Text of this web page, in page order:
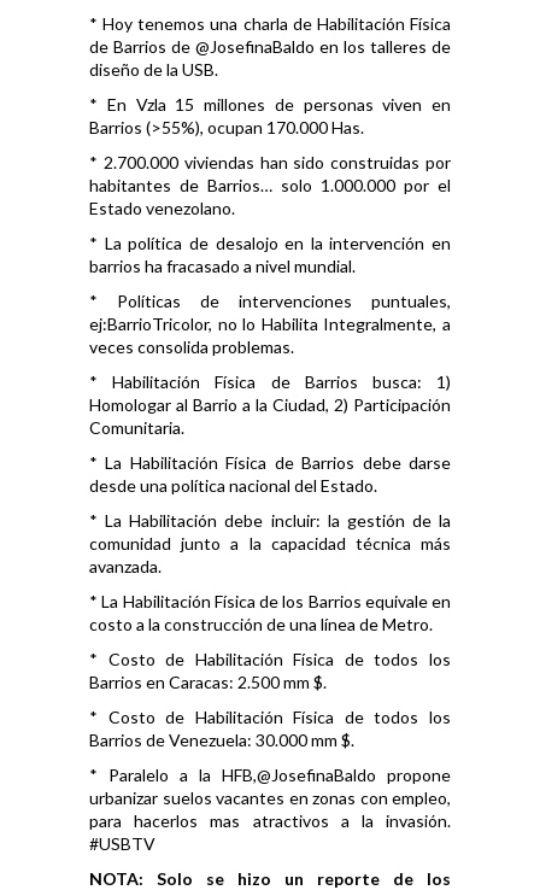
* Hoy tenemos una charla de Habilitación Física
de Barrios de @JosefinaBaldo en los talleres de
diseño de la USB.
* En Vzla 15 millones de personas viven en
Barrios (>55%), ocupan 170.000 Has.
* 2.700.000 viviendas han sido construidas por
habitantes de Barrios… solo 1.000.000 por el
Estado venezolano.
* La política de desalojo en la intervención en
barrios ha fracasado a nivel mundial.
* Políticas de intervenciones puntuales,
ej:BarrioTricolor, no lo Habilita Integralmente, a
veces consolida problemas.
* Habilitación Física de Barrios busca: 1)
Homologar al Barrio a la Ciudad, 2) Participación
Comunitaria.
* La Habilitación Física de Barrios debe darse
desde una política nacional del Estado.
* La Habilitación debe incluir: la gestión de la
comunidad junto a la capacidad técnica más
avanzada.
* La Habilitación Física de los Barrios equivale en
costo a la construcción de una línea de Metro.
* Costo de Habilitación Física de todos los
Barrios en Caracas: 2.500 mm $.
* Costo de Habilitación Física de todos los
Barrios de Venezuela: 30.000 mm $.
* Paralelo a la HFB,@JosefinaBaldo propone
urbanizar suelos vacantes en zonas con empleo,
para hacerlos mas atractivos a la invasión.
#USBTV
NOTA: Solo se hizo un reporte de los